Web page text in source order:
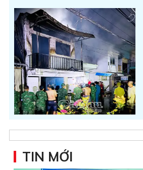
TIN MỚI